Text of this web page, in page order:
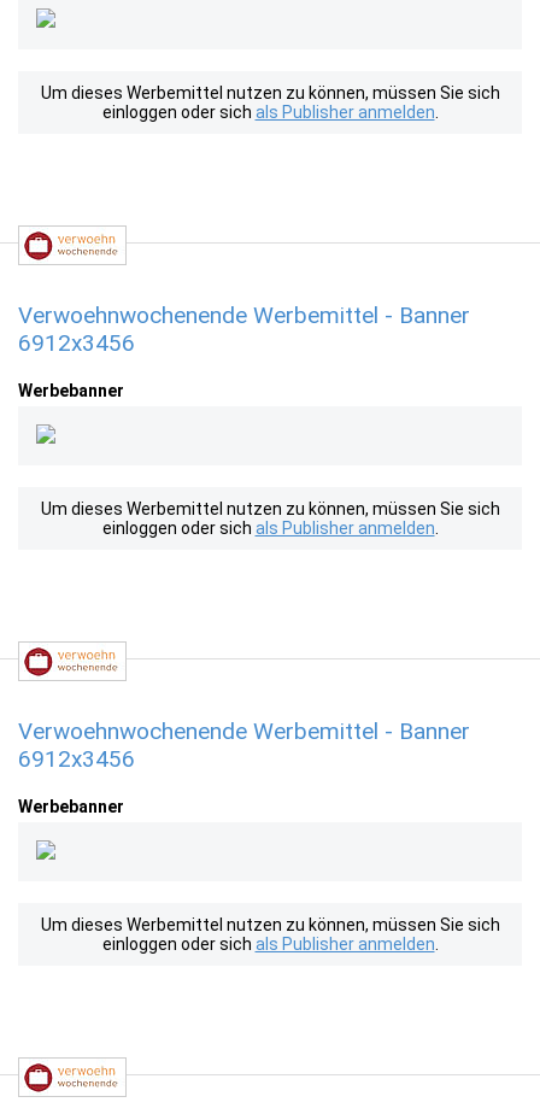
Um dieses Werbemittel nutzen zu können, müssen Sie sich
einloggen oder sich als Publisher anmelden
Verwoehnwochenende Werbemittel - Banner
6912x3456
Werbebanner
Um dieses Werbemittel nutzen zu können, müssen Sie sich
einloggen oder sich als Publisher anmelden
Verwoehnwochenende Werbemittel - Banner
6912x3456
Werbebanner
Um dieses Werbemittel nutzen zu können, müssen Sie sich
einloggen oder sich als Publisher anmelden